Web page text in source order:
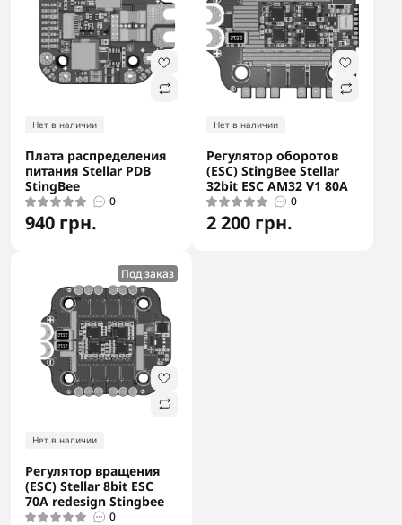
Нет в наличии
Плата распределения
питания Stellar PDB
StingBee
0
940 грн.
Нет в наличии
Регулятор оборотов
(ESC) StingBee Stellar
32bit ESC AM32 V1 80A
0
2 200 грн.
Под заказ
Нет в наличии
Регулятор вращения
(ESC) Stellar 8bit ESC
70A redesign Stingbee
0